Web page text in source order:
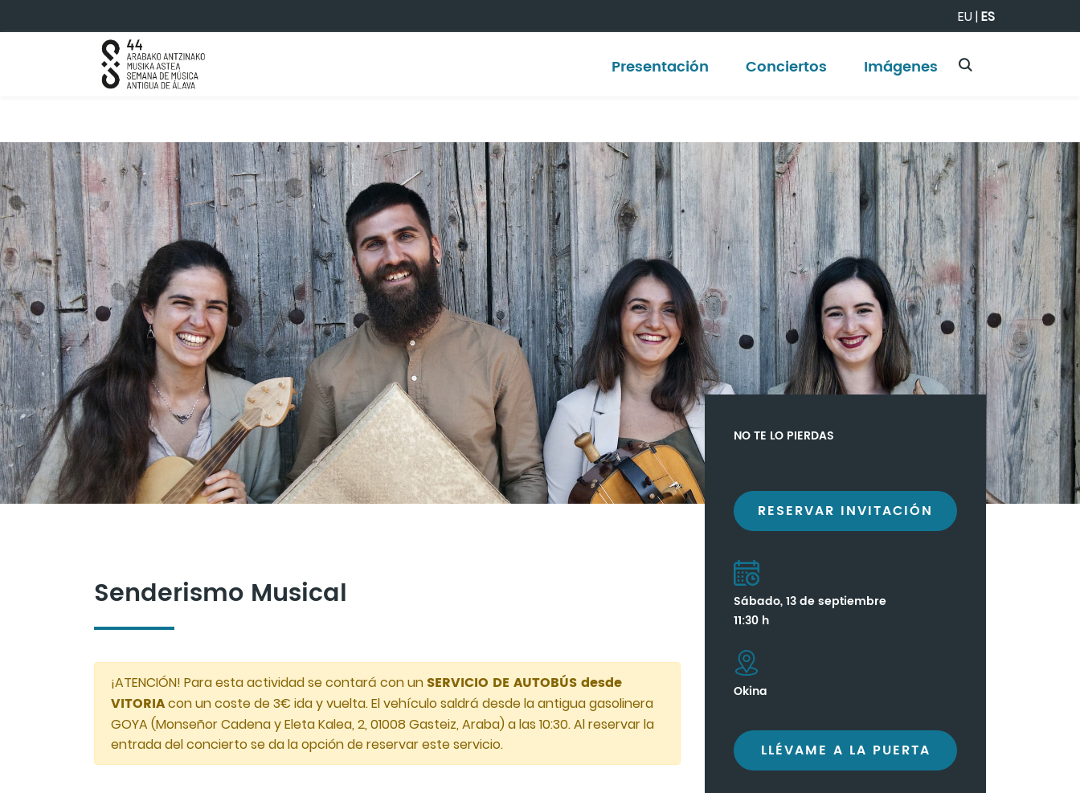
EU|ES
Presentación Conciertos Imágenes
Senderismo Musical
¡ATENCIÓN! Para esta actividad se contará con un SERVICIO DE AUTOBÚS desde
VITORIAcon un coste de 3€ ida y vuelta. El vehículo saldrá desde la antigua gasolinera
GOYA (Monseñor Cadena y Eleta Kalea, 2, 01008 Gasteiz, Araba) a las 10:30. Al reservar la
entrada del concierto se da la opción de reservar este servicio.
NO TE LO PIERDAS
RESERVAR INVITACIÓN
Sábado, 13 de septiembre
11:30 h
Okina
LLÉVAME A LA PUERTA